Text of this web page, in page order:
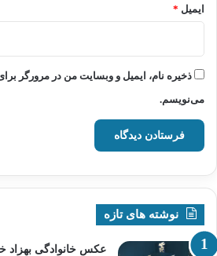
ایمیل *
ذخیره نام، ایمیل و وبسایت من در مرورگر
می‌نویسم.
نوشته های تازه
عکس خانوادگی بهزاد